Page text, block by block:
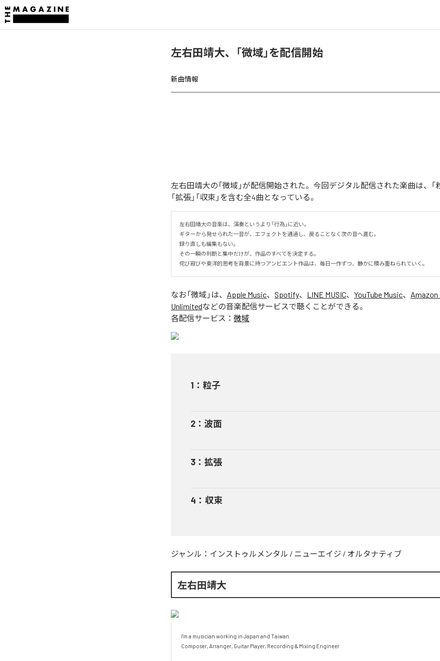
左右田靖大、「微域」を配信開始
新曲情報
左右田靖大の「微域」が配信開始された。今回デジタル配信された楽曲は、「粒
「拡張」「収束」を含む全4曲となっている。
左右田靖大の音楽は、演奏というより「行為」に近い。
ギターから発せられた一音が、エフェクトを通過し、戻ることなく次の音へ進む。
録り直しも編集もない。
その一瞬の判断と集中だけが、作品のすべてを決定する。
侘び寂びや東洋的思考を背景に持つアンビエント作品は、毎日一作ずつ、静かに積み重ねられていく。
なお「微域 」は、 Apple Music、 Spotify、 LINE MUSIC、 YouTube Music、 Amazon
Unlimitedなどの音楽配信サービスで聴くことができる。
各配信サービス： 微域
1 ： 粒子
2 ： 波面
3 ： 拡張
4 ： 収束
ジャンル： インストゥルメンタル / ニューエイジ / オルタナティブ
左右田靖大
I'm a musician working in Japan and Taiwan.
Composer, Arranger, Guitar Player, Recording & Mixing Engineer